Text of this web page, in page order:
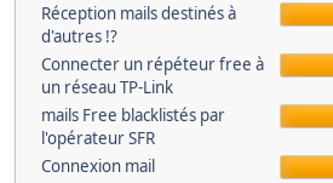
Réception mails destinés à
d'autres !?
Connecter un répéteur free à
un réseau TP-Link
mails Free blacklistés par
l'opérateur SFR
Connexion mail